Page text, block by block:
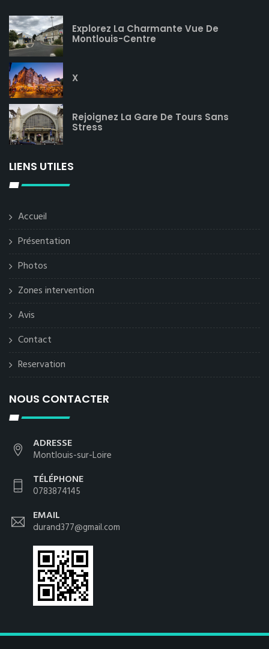
Explorez La Charmante Vue De
Montlouis-Centre
X
Rejoignez La Gare De Tours Sans
Stress
LIENS UTILES
Accueil
Présentation
Photos
Zones intervention
Avis
Contact
Reservation
NOUS CONTACTER
ADRESSE
Montlouis-sur-Loire
TÉLÉPHONE
0783874145
EMAIL
durand377@gmail.com